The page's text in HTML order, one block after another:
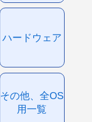
ハードウェア
その他、全OS
用一覧